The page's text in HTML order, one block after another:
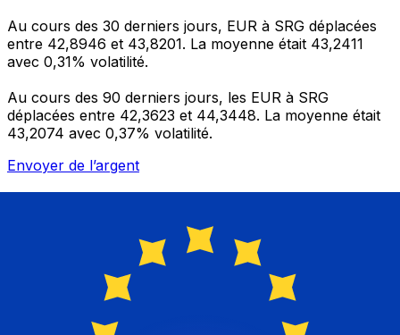
Au cours des 30 derniers jours, EUR à SRG déplacées
entre 42,8946 et 43,8201. La moyenne était 43,2411
avec 0,31% volatilité.
Au cours des 90 derniers jours, les EUR à SRG
déplacées entre 42,3623 et 44,3448. La moyenne était
43,2074 avec 0,37% volatilité.
Envoyer de l’argent
L'application Xe réunit toutes les fonctionnalités
nécessaires pour vos transferts d'argent internationaux
et la gestion de vos devises. Convertissez des devises,
l'argent à l'étranger sans frais cachés. Téléchargez